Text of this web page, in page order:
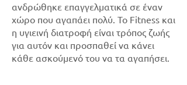
ανδρώθηκε επαγγελματικά σε έναν
χώρο που αγαπάει πολύ. Το Fitness και
η υγιεινή διατροφή είναι τρόπος ζωής
για αυτόν και προσπαθεί να κάνει
κάθε ασκούμενό του να τα αγαπήσει.